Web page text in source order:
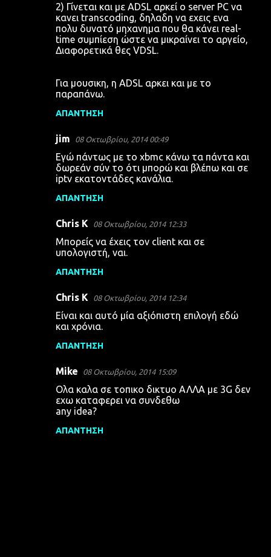
2) Γίνεται και με ADSL αρκεί ο server PC να
κανει transcoding, δηλαδη να εχεις ενα
πολυ δυνατό μηχανημα που θα κάνει real-
time συμπίεση ώστε να μικραίνει το αργείο,
Διαφορετικά θες VDSL.
Για μουσικη, η ADSL αρκει και με το
παραπάνω.
ΑΠΆΝΤΗΣΗ
jim 08 Οκτωβρίου, 2014 00:49
Εγώ πάντως με το xbmc κάνω τα πάντα και
δωρεάν σύν το ότι μπορώ και βλέπω και σε
iptv εκατοντάδες κανάλια.
ΑΠΆΝΤΗΣΗ
Chris K 08 Οκτωβρίου, 2014 12:33
Μπορείς να έχεις τον client και σε
υπολογιστή, ναι.
ΑΠΆΝΤΗΣΗ
Chris K 08 Οκτωβρίου, 2014 12:34
Είναι και αυτό μία αξιόπιστη επιλογή εδώ
και χρόνια.
ΑΠΆΝΤΗΣΗ
Mike 08 Οκτωβρίου, 2014 15:09
Oλα καλα σε τοπικο δικτυο ΑΛΛΑ με 3G δεν
εχω καταφερει να συνδεθω
any idea?
ΑΠΆΝΤΗΣΗ